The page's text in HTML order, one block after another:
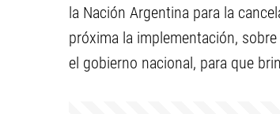
la Nación Argentina para la
próxima la implementación,
el gobierno nacional, para que